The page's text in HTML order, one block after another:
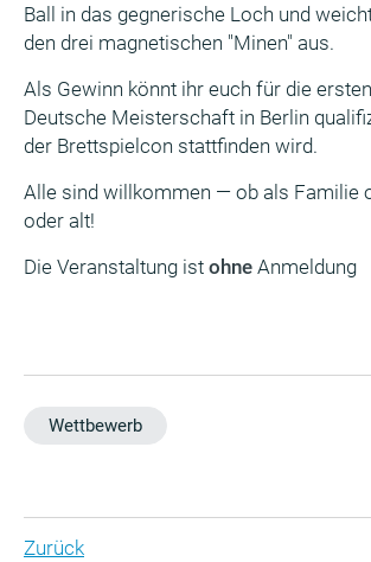
Ball in das gegnerische Loch und
den drei magnetischen "Minen" aus.
Als Gewinn könnt ihr euch für die
Deutsche Meisterschaft in Berlin
der Brettspielcon stattfinden wird.
Alle sind willkommen — ob als Familie
oder alt!
Die Veranstaltung ist ohne Anmeldung
Wettbewerb
Zurück